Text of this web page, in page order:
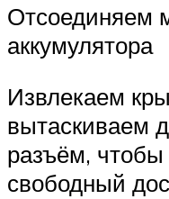
Отсоединяем
аккумулятора
Извлекаем
вытаскиваем
разъём,
свободный